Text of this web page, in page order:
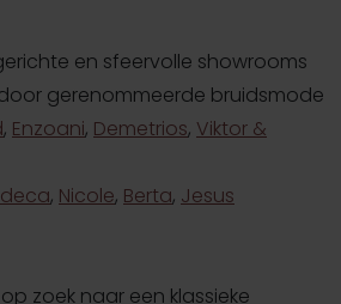
en sfeervolle showrooms
gerenommeerde bruidsmode
, Enzoani, Demetrios, Viktor &
, Nicole, Berta, Jesus
zoek naar een klassieke